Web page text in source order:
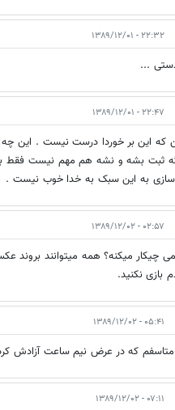
۲۲:۳۲ - ۱۳۸۹/۱۲/۰۱
...
۲۲:۴۷ - ۱۳۸۹/۱۲/۰۱
که این بر خوردا درست نیست . این
ثبت بشه و نشه هم مهم نیست فقط
به این سبک به خدا خوب نیست .
۰۲:۵۷ - ۱۳۸۹/۱۲/۰۲
چیکار میکنه؟ همه میتوانند
بازی نکنید.
۰۵:۴۱ - ۱۳۸۹/۱۲/۰۲
که در عرض نیم ساعت آزادش
۰۷:۱۱ - ۱۳۸۹/۱۲/۰۲